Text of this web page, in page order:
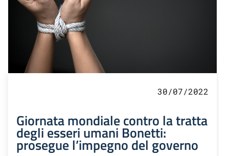
30/07/2022
Giornata mondiale contro la tratta
degli esseri umani Bonetti:
prosegue l’impegno del governo